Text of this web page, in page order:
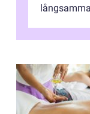
nervsys...